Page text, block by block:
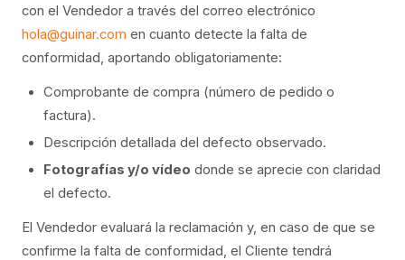
con el Vendedor a través del correo electrónico
hola@guinar.com en cuanto detecte la falta de
conformidad, aportando obligatoriamente:
Comprobante de compra (número de pedido o
factura).
Descripción detallada del defecto observado.
Fotografías y/o vídeo donde se aprecie con claridad
el defecto.
El Vendedor evaluará la reclamación y, en caso de que se
confirme la falta de conformidad, el Cliente tendrá